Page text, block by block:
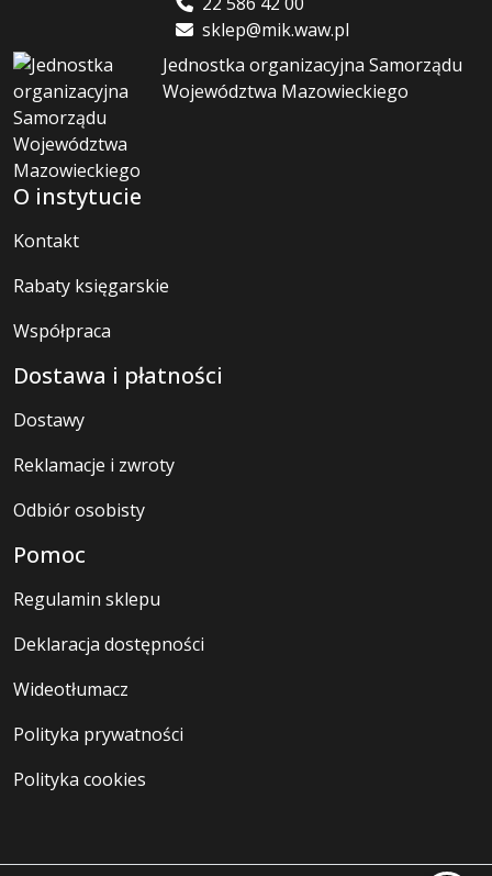
sklep@mik.waw.pl
Jednostka organizacyjna Samorządu
Województwa Mazowieckiego
O instytucie
Kontakt
Rabaty księgarskie
Współpraca
Dostawa i płatności
Dostawy
Reklamacje i zwroty
Odbiór osobisty
Pomoc
Regulamin sklepu
Deklaracja dostępności
Wideotłumacz
Polityka prywatności
Polityka cookies